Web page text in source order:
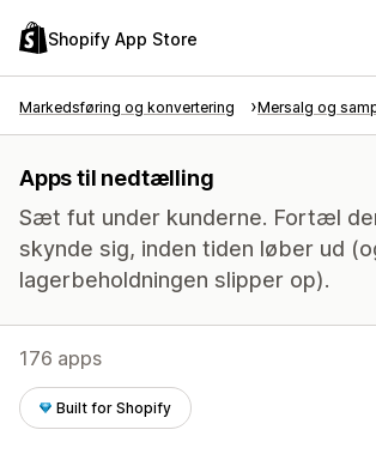
Shopify App Store
Markedsføring og konvertering Mersalg og
Apps til nedtælling
Sæt fut under kunderne. Fortæl
skynde sig, inden tiden løber ud
lagerbeholdningen slipper op).
176 apps
Built for Shopify